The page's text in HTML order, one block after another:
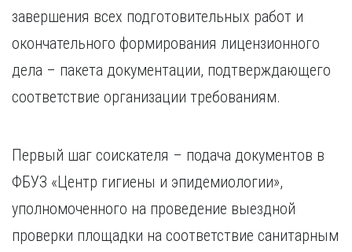
завершения всех подготовительных работ и
окончательного формирования лицензионного
дела – пакета документации, подтверждающего
соответствие организации требованиям.
Первый шаг соискателя – подача документов в
ФБУЗ «Центр гигиены и эпидемиологии»,
уполномоченного на проведение выездной
проверки площадки на соответствие санитарным